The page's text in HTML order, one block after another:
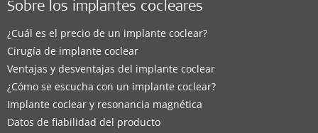
Sobre los implantes cocleares
¿Cuál es el precio de un implante coclear?
Cirugía de implante coclear
Ventajas y desventajas del implante coclear
¿Cómo se escucha con un implante coclear?
Implante coclear y resonancia magnética
Datos de fiabilidad del producto